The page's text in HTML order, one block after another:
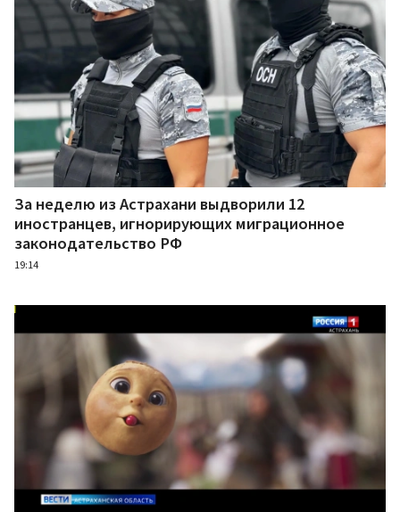
За неделю из Астрахани выдворили 12
иностранцев, игнорирующих миграционное
законодательство РФ
19:14